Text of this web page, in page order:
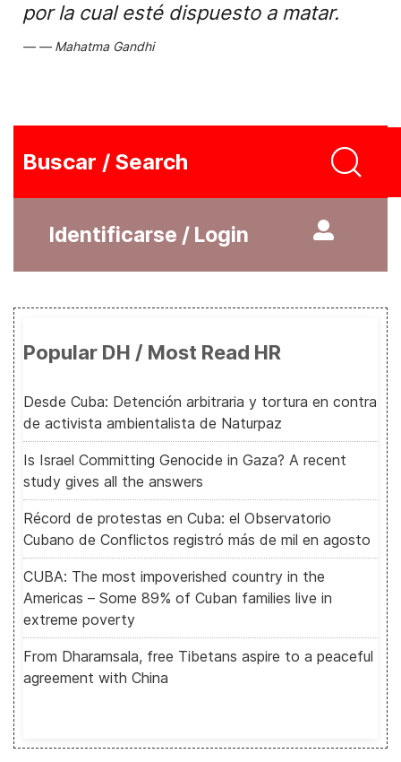
por la cual esté dispuesto a matar.
Mahatma Gandhi
Buscar / Search
Identificarse / Login
Popular DH / Most Read HR
Desde Cuba: Detención arbitraria y tortura en contra
de activista ambientalista de Naturpaz
Is Israel Committing Genocide in Gaza? A recent
study gives all the answers
Récord de protestas en Cuba: el Observatorio
Cubano de Conflictos registró más de mil en agosto
CUBA: The most impoverished country in the
Americas – Some 89% of Cuban families live in
extreme poverty
From Dharamsala, free Tibetans aspire to a peaceful
agreement with China